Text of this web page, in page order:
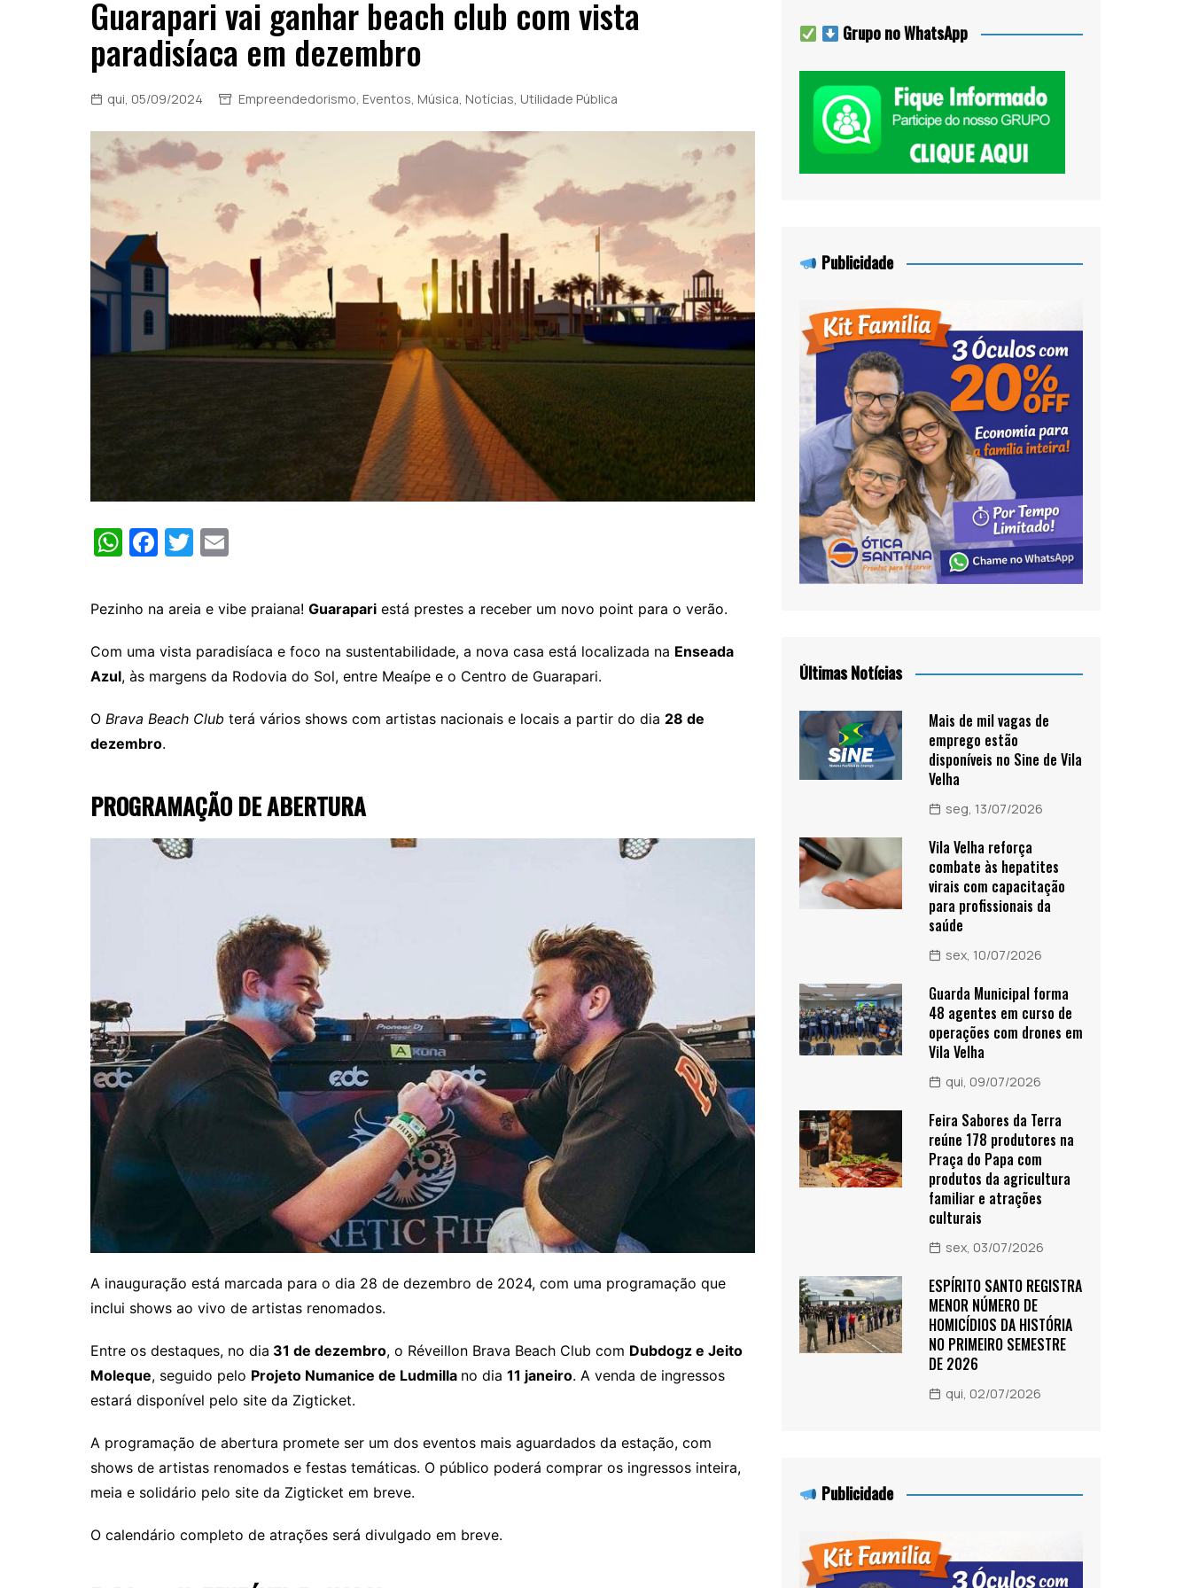
Guarapari vai ganhar beach club com vista
paradisíaca em dezembro
qui, 05/09/2024 Empreendedorismo, Eventos, Música, Notícias, Utilidade Pública
W
at
A
p
p
F
c
e
b
o
o
k
T
itt
er
ai
l
Pezinho na areia e vibe praiana! Guarapari está prestes a receber um novo point para o verão.
Com uma vista paradisíaca e foco na sustentabilidade, a nova casa está localizada na Enseada
Azul, às margens da Rodovia do Sol, entre Meaípe e o Centro de Guarapari.
O Brava Beach Club terá vários shows com artistas nacionais e locais a partir do dia 28 de
dezembro.
PROGRAMAÇÃO DE ABERTURA
A inauguração está marcada para o dia 28 de dezembro de 2024, com uma programação que
inclui shows ao vivo de artistas renomados.
Entre os destaques, no dia 31 de dezembro, o Réveillon Brava Beach Club com Dubdogz e Jeito
Moleque, seguido pelo Projeto Numanice de Ludmilla no dia 11 janeiro. A venda de ingressos
estará disponível pelo site da Zigticket.
A programação de abertura promete ser um dos eventos mais aguardados da estação, com
shows de artistas renomados e festas temáticas. O público poderá comprar os ingressos inteira,
meia e solidário pelo site da Zigticket em breve.
O calendário completo de atrações será divulgado em breve.
Grupo no WhatsApp
Publicidade
Últimas Notícias
Mais de mil vagas de
emprego estão
disponíveis no Sine de Vila
Velha
seg, 13/07/2026
Vila Velha reforça
combate às hepatites
virais com capacitação
para profissionais da
saúde
sex, 10/07/2026
Guarda Municipal forma
48 agentes em curso de
operações com drones em
Vila Velha
qui, 09/07/2026
Feira Sabores da Terra
reúne 178 produtores na
Praça do Papa com
produtos da agricultura
familiar e atrações
culturais
sex, 03/07/2026
ESPÍRITO SANTO REGISTRA
MENOR NÚMERO DE
HOMICÍDIOS DA HISTÓRIA
NO PRIMEIRO SEMESTRE
DE 2026
qui, 02/07/2026
Publicidade